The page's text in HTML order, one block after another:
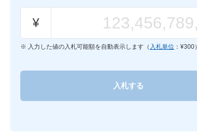
¥
入力した値の入札可能額を自動表示します（ 入札単位 ：¥300）